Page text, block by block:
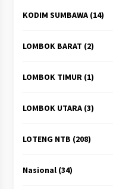
KODIM SUMBAWA(14)
LOMBOK BARAT (2)
LOMBOK TIMUR(1)
LOMBOK UTARA(3)
LOTENG NTB (208)
Nasional(34)